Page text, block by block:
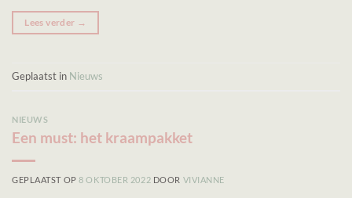
Lees verder →
Geplaatst in Nieuws
NIEUWS
Een must: het kraampakket
GEPLAATST OP8 OKTOBER 2022 DOOR VIVIANNE